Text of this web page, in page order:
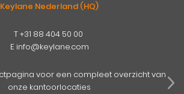
Keylane Nederland (HQ)
T+31 88 404 50 00
E info@keylane.com
voor een compleet overzicht van
onze kantoorlocaties